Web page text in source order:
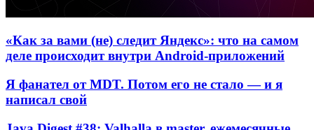
«Как за вами (не) следит Яндекс»: что на самом
деле происходит внутри Android-приложений
Я фанател от MDT. Потом его не стало — и я
написал свой